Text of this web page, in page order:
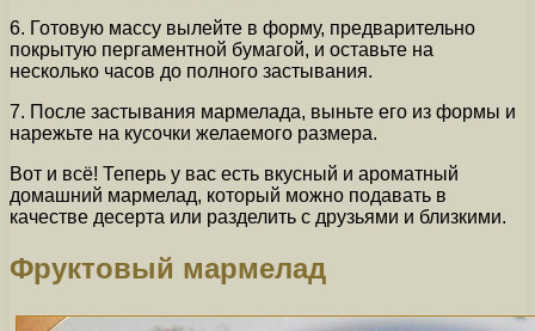
6. Готовую массу вылейте в форму, предварительно
покрытую пергаментной бумагой, и оставьте на
несколько часов до полного застывания.
7. После застывания мармелада, выньте его из формы и
нарежьте на кусочки желаемого размера.
Вот и всё! Теперь у вас есть вкусный и ароматный
домашний мармелад, который можно подавать в
качестве десерта или разделить с друзьями и близкими.
Фруктовый мармелад